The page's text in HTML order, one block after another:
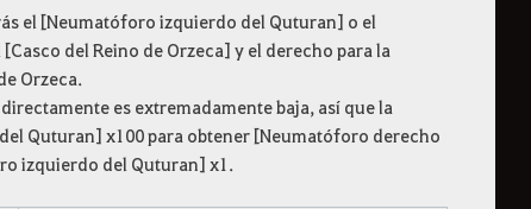
el [Neumatóforo izquierdo del Quturan] o el
del Reino de Orzeca] y el derecho para la
Orzeca.
es extremadamente baja, así que la
Quturan] x100 para obtener [Neumatóforo derecho
izquierdo del Quturan] x1.